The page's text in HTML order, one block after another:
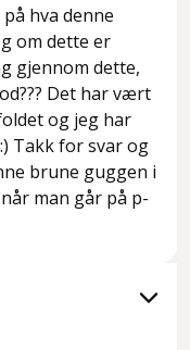
hva denne
om dette er
gjennom dette,
Det har vært
og jeg har
Takk for svar og
brune guggen i
man går på p-